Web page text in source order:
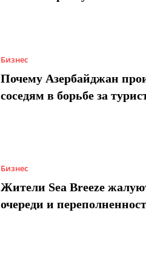
Бизнес
Почему Азербайджан
соседям в борьбе за
Бизнес
Жители Sea Breeze
очереди и